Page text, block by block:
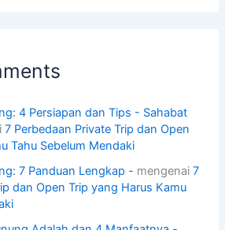
4 Persiapan dan Tips - Sahabat
7 Perbedaan Private Trip dan Open
Tahu Sebelum Mendaki
7 Panduan Lengkap - mengenai7
dan Open Trip yang Harus Kamu